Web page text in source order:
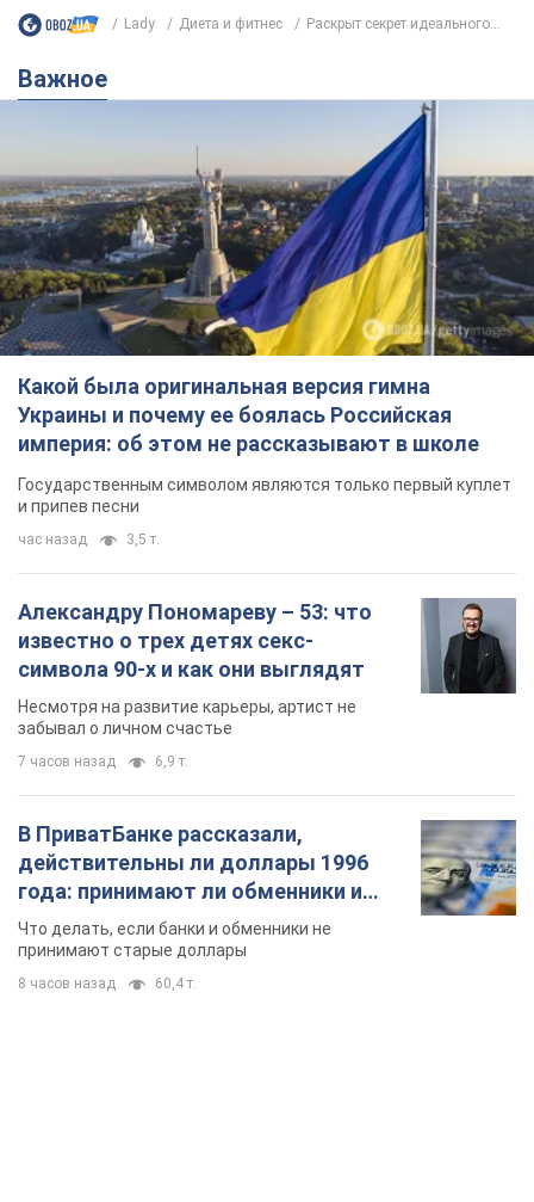
Lady Диета и фитнес Раскрыт секрет идеального...
Важное
Какой была оригинальная версия гимна
Украины и почему ее боялась Российская
империя: об этом не рассказывают в школе
Государственным символом являются только первый куплет
и припев песни
час назад 3,5 т.
Александру Пономареву – 53: что
известно о трех детях секс-
символа 90-х и как они выглядят
Несмотря на развитие карьеры, артист не
забывал о личном счастье
7 часов назад 6,9 т.
В ПриватБанке рассказали,
действительны ли доллары 1996
года: принимают ли обменники и
банки такие купюры
Что делать, если банки и обменники не
принимают старые доллары
8 часов назад 60,4 т.